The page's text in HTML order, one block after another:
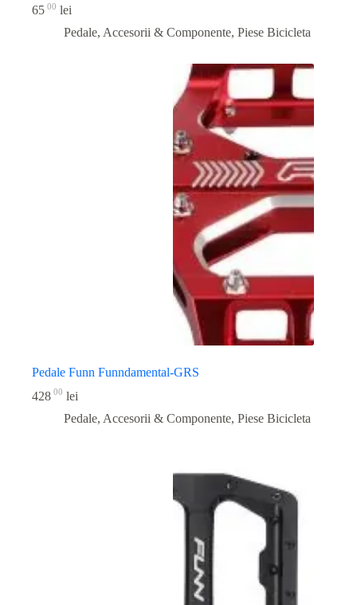
65 00 lei
Pedale, Accesorii & Componente, Piese Bicicleta
Pedale Funn Funndamental-GRS
428 00 lei
Pedale, Accesorii & Componente, Piese Bicicleta